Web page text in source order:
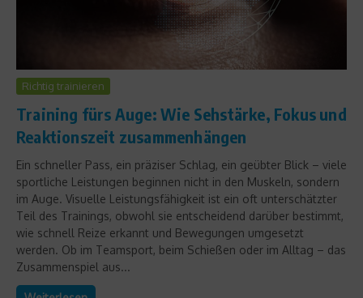
Richtig trainieren
Training fürs Auge: Wie Sehstärke, Fokus und
Reaktionszeit zusammenhängen
Ein schneller Pass, ein präziser Schlag, ein geübter Blick – viele
sportliche Leistungen beginnen nicht in den Muskeln, sondern
im Auge. Visuelle Leistungsfähigkeit ist ein oft unterschätzter
Teil des Trainings, obwohl sie entscheidend darüber bestimmt,
wie schnell Reize erkannt und Bewegungen umgesetzt
werden. Ob im Teamsport, beim Schießen oder im Alltag – das
Zusammenspiel aus...